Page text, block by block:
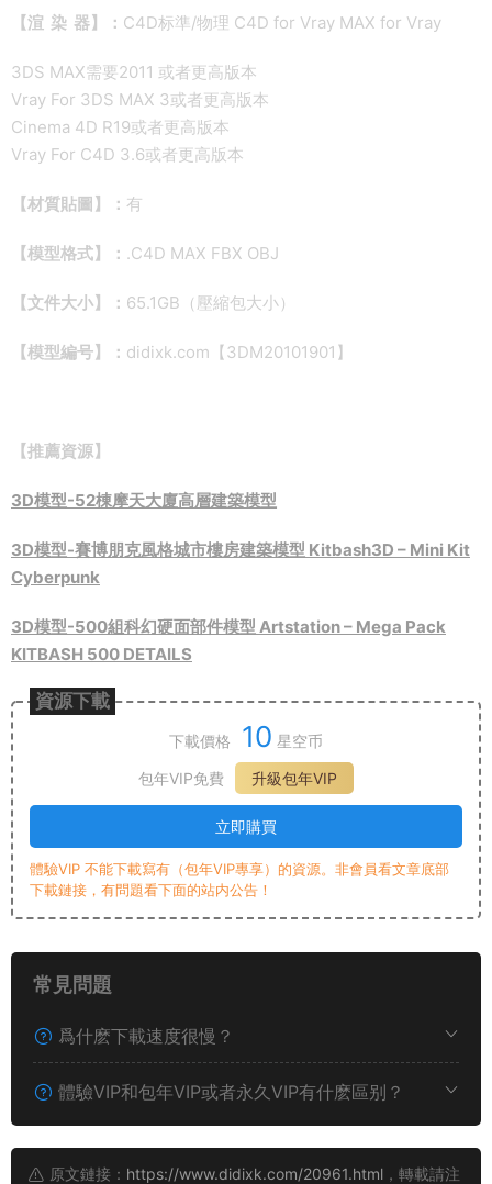
【渲 染 器】： C4D标準/物理 C4D for Vray MAX for Vray
3DS MAX需要2011 或者更高版本
Vray For 3DS MAX 3或者更高版本
Cinema 4D R19或者更高版本
Vray For C4D 3.6或者更高版本
【材質貼圖】： 有
【模型格式】： .C4D MAX FBX OBJ
【文件大小】： 65.1GB（壓縮包大小）
【模型編号】： didixk.com【3DM20101901】
【推薦資源】
3D模型-52棟摩天大廈高層建築模型
3D模型-賽博朋克風格城市樓房建築模型 Kitbash3D – Mini Kit
Cyberpunk
3D模型-500組科幻硬面部件模型 Artstation – Mega Pack
KITBASH 500 DETAILS
資源下載
下載價格 10 星空币
包年VIP免費
升級包年VIP
立即購買
體驗VIP 不能下載寫有（包年VIP專享）的資源。非會員看文章底部
下載鏈接，有問題看下面的站内公告！
常見問題
爲什麽下載速度很慢？
體驗VIP和包年VIP或者永久VIP有什麽區别？
原文鏈接： https://www.didixk.com/20961.html ，轉載請注